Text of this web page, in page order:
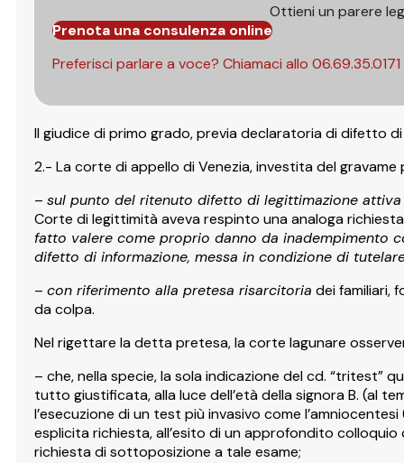
Ottieni un parere
Prenota una consulenza online
Preferisci parlare a voce? Chiamaci allo 06.69.35.0171
Il giudice di primo grado, previa declaratoria di difetto
2.- La corte di appello di Venezia, investita del
– sul punto del ritenuto difetto di legittimazione attiva
Corte di legittimità aveva respinto una analoga
fatto valere come proprio danno da inadempimento
difetto di informazione, messa in condizione di
– con riferimento alla pretesa risarcitoria dei familiari,
da colpa.
Nel rigettare la detta pretesa, la corte lagunare
– che, nella specie, la sola indicazione del cd. “tritest”
tutto giustificata, alla luce dell’età della signora B. (al
l’esecuzione di un test più invasivo come
esplicita richiesta, all’esito di un approfondito
richiesta di sottoposizione a tale esame;